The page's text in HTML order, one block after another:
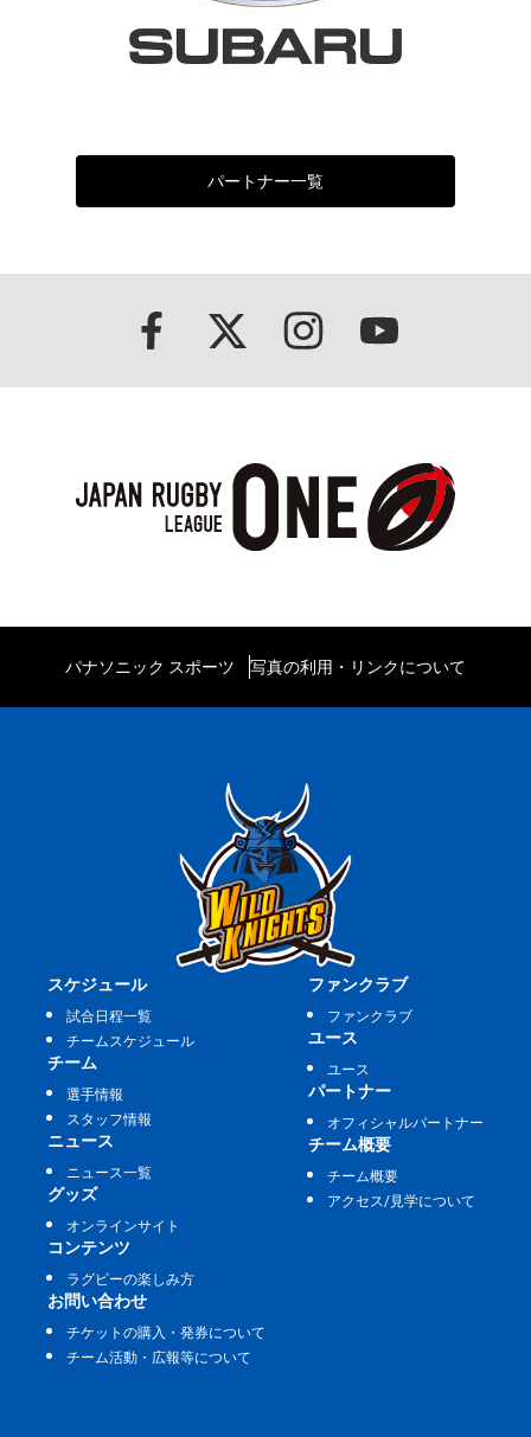
パートナー一覧
パナソニック スポーツ 写真の利用・リンクについて
スケジュール
試合日程一覧
チームスケジュール
チーム
選手情報
スタッフ情報
ニュース
ニュース一覧
グッズ
オンラインサイト
ファンクラブ
ファンクラブ
ユース
ユース
パートナー
オフィシャルパートナー
チーム概要
チーム概要
アクセス/見学について
コンテンツ
ラグビーの楽しみ方
お問い合わせ
チケットの購入・発券について
チーム活動・広報等について